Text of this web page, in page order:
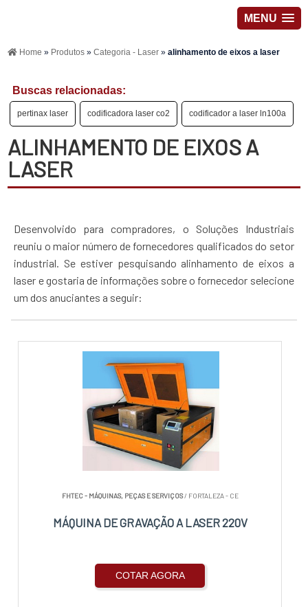
MENU
Home » Produtos»Categoria - Laser»alinhamento de eixos a laser
Buscas relacionadas:
pertinax laser codificadora laser co2 codificador a laser ln100a
ALINHAMENTO DE EIXOS A
LASER
Desenvolvido para compradores, o Soluções Industriais
reuniu o maior número de fornecedores qualificados do setor
industrial. Se estiver pesquisando alinhamento de eixos a
laser e gostaria de informações sobre o fornecedor selecione
um dos anuciantes a seguir:
FHTEC - MÁQUINAS, PEÇAS E SERVIÇOS/ FORTALEZA - CE
MÁQUINA DE GRAVAÇÃO A LASER 220V
COTAR AGORA